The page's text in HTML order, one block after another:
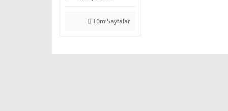
Tüm Sayfalar